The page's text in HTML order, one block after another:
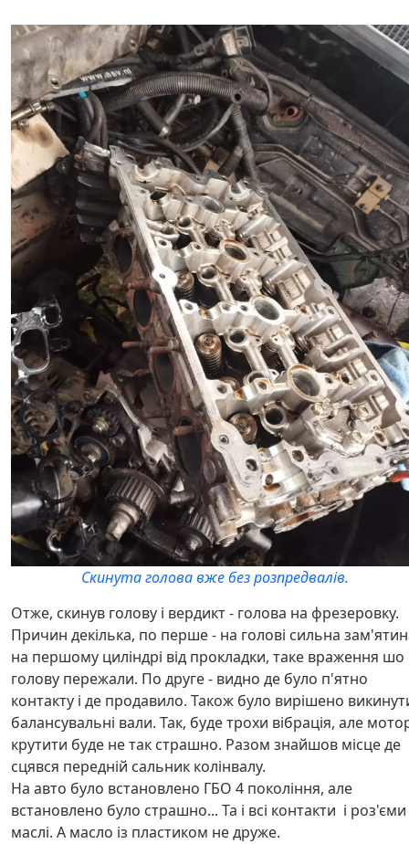
Скинута голова вже без розпредвалів.
Отже, скинув голову і вердикт - голова на фрезеровку.
Причин декілька, по перше - на голові сильна
на першому циліндрі від прокладки, таке враження шо
голову пережали. По друге - видно де було п'ятно
контакту і де продавило. Також було вирішено
балансувальні вали. Так, буде трохи вібрація, але
крутити буде не так страшно. Разом знайшов місце де
сцявся передній сальник колінвалу.
На авто було встановлено ГБО 4 покоління, але
встановлено було страшно... Та і всі контакти і
маслі. А масло із пластиком не друже.